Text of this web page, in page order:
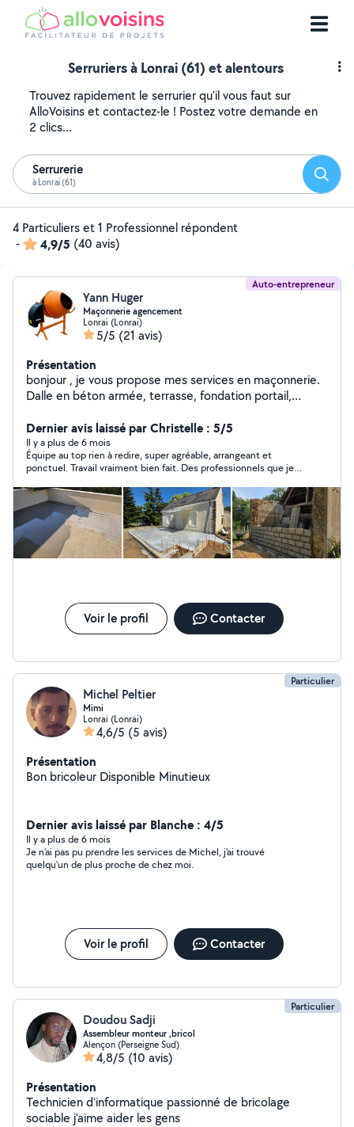
Serruriers à Lonrai (61) et alentours
Trouvez rapidement le serrurier qu'il vous faut sur
AlloVoisins et contactez-le ! Postez votre demande en
2 clics...
Serrurerie
à Lonrai (61)
4 Particuliers et 1 Professionnel répondent
-
4,9/5 (40 avis)
Auto-entrepreneur
Yann Huger
Maçonnerie agencement
Lonrai (Lonrai)
5/5 (21 avis)
Présentation
bonjour , je vous propose mes services en maçonnerie.
Dalle en béton armée, terrasse, fondation portail,
meubles, ragréage.
Dernier avis laissé par Christelle : 5/5
Il y a plus de 6 mois
Équipe au top rien à redire, super agréable, arrangeant et
ponctuel. Travail vraiment bien fait. Des professionnels que je
y les yeux fermer
Voir le profil Contacter
Particulier
Michel Peltier
Mimi
Lonrai (Lonrai)
4,6/5 (5 avis)
Présentation
Bon bricoleur Disponible Minutieux
Dernier avis laissé par Blanche : 4/5
Il y a plus de 6 mois
Je n'ai pas pu prendre les services de Michel, j'ai trouvé
quelqu'un de plus proche de chez moi.
Voir le profil Contacter
Particulier
Doudou Sadji
Assembleur monteur ,bricol
Alençon (Perseigne Sud)
4,8/5 (10 avis)
Présentation
Technicien d'informatique passionné de bricolage
sociable j'aime aider les gens